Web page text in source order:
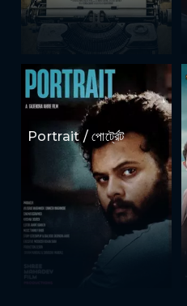
Portrait / পোর্ট্রেট